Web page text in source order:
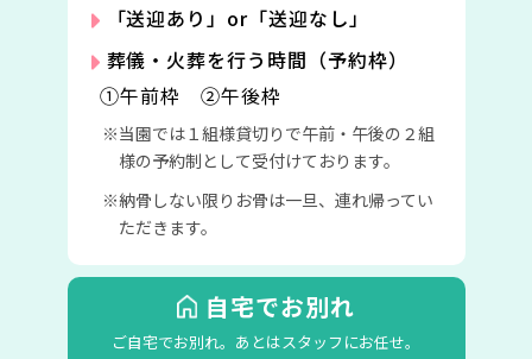
「送迎あり」or「送迎なし」
葬儀・火葬を行う時間（予約枠）
①午前枠 ②午後枠
当園では１組様貸切りで午前・午後の２組
様の予約制として受付けております。
納骨しない限りお骨は一旦、連れ帰ってい
ただきます。
自宅でお別れ
ご自宅でお別れ。 あとはスタッフにお任せ。